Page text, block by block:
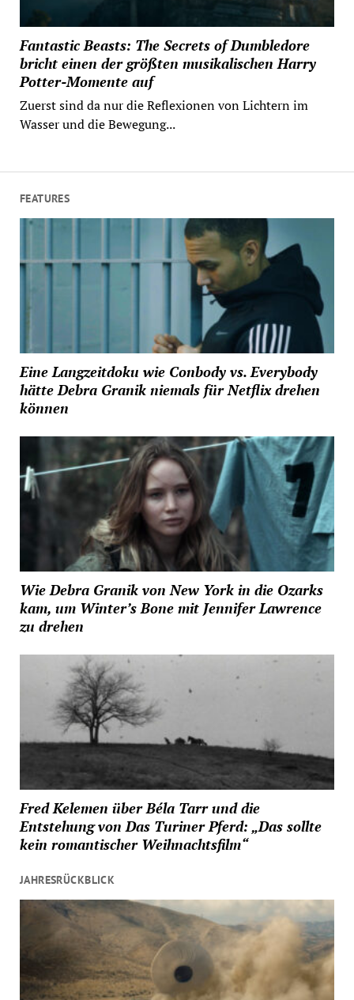
Fantastic Beasts: The Secrets of Dumbledore
bricht einen der größten musikalischen Harry
Potter-Momente auf
Zuerst sind da nur die Reflexionen von Lichtern im
Wasser und die Bewegung...
FEATURES
Eine Langzeitdoku wie Conbody vs. Everybody
hätte Debra Granik niemals für Netflix drehen
können
Wie Debra Granik von New York in die Ozarks
kam, um Winter’s Bone mit Jennifer Lawrence
zu drehen
Fred Kelemen über Béla Tarr und die
Entstehung von Das Turiner Pferd: „Das sollte
kein romantischer Weihnachtsfilm“
JAHRESRÜCKBLICK